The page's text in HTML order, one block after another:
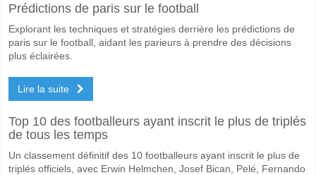
Quel sera le résultat correct attendu entre Laagri v
Sur le côté risqué, vous pouvez essayer le Résultat Correct de 3-2
Prédictions de paris sur le football
Explorant les techniques et stratégies derrière les prédictions de
paris sur le football, aidant les parieurs à prendre des décisions
plus éclairées.
Lire la suite
Top 10 des footballeurs ayant inscrit le plus de triplés
de tous les temps
Un classement définitif des 10 footballeurs ayant inscrit le plus de
triplés officiels, avec Erwin Helmchen, Josef Bican, Pelé, Fernando